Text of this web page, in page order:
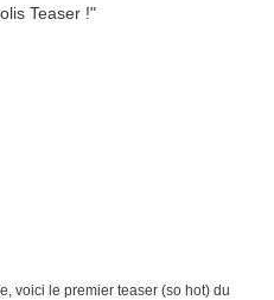
voici le premier teaser (so hot) du